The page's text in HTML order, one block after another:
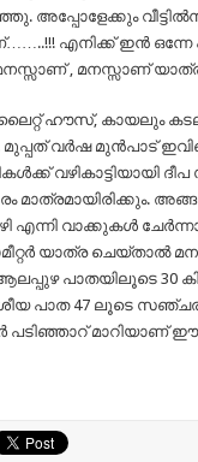
അപ്പോളേക്കും
എനിക്ക് ഇന്‍
, മനസ്സാണ്
ലൈറ്റ് ഹൗസ്, കായലും
വർഷ മുൻപാട്
വഴികാട്ടിയായി
മാത്രമായിരിക്കും.
എന്നി വാക്കുകൾ
യാത്ര ചെയ്താൽ
പാതയിലൂടെ 30
പാത 47 ലൂടെ
പടിഞ്ഞാറ് മാറിയാണ്